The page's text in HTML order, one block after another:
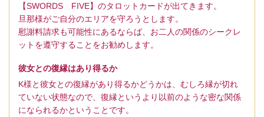
【SWORDS FIVE】のタロットカードが出てきます。
旦那様がご自分のエリアを守ろうとします。
慰謝料請求も可能性にあるならば、お二人の関係のシークレ
ットを遵守することをお勧めします。
彼女との復縁はあり得るか
K様と彼女との復縁があり得るかどうかは、むしろ縁が切れ
ていない状態なので、復縁というより以前のような密な関係
になられるかということです。